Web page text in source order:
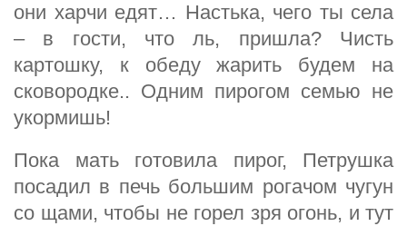
они харчи едят… Настька, чего ты села
– в гости, что ль, пришла? Чисть
картошку, к обеду жарить будем на
сковородке.. Одним пирогом семью не
укормишь!
Пока мать готовила пирог, Петрушка
посадил в печь большим рогачом чугун
со щами, чтобы не горел зря огонь, и тут